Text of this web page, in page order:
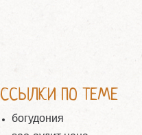
ССЫЛКИ ПО ТЕМЕ
богудония